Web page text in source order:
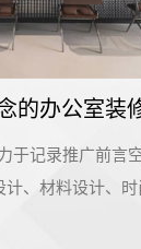
城市商业更新的
新的活力。设计